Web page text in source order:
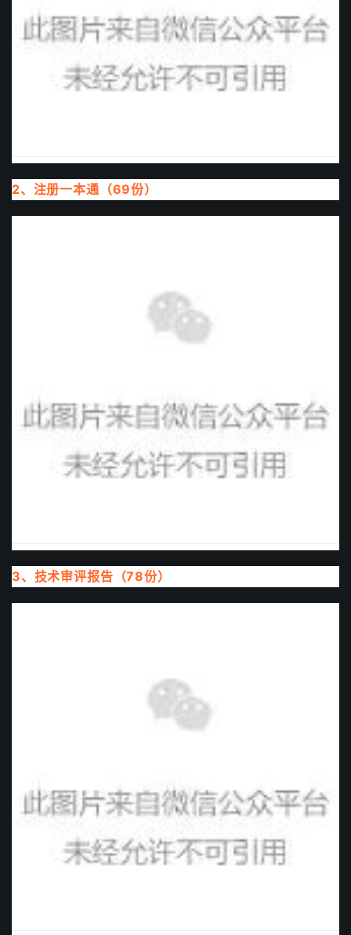
2、注册一本通（69份）
3、技术审评报告（78份）